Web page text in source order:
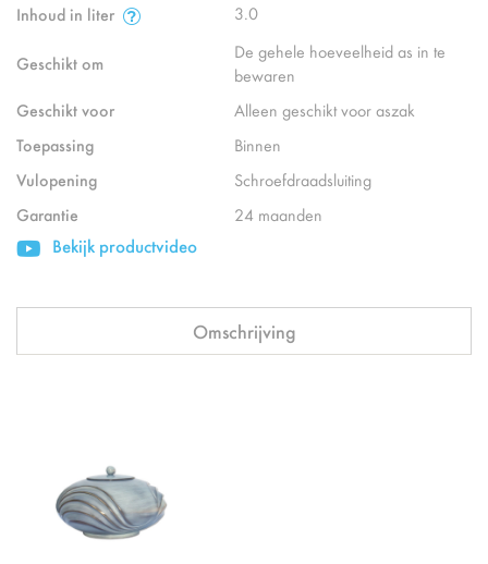
Inhoud in liter
3.0
Geschikt om
De gehele hoeveelheid as in te
bewaren
Geschikt voor
Alleen geschikt voor aszak
Toepassing
Binnen
Vulopening
Schroefdraadsluiting
Garantie
24 maanden
Bekijk productvideo
Omschrijving